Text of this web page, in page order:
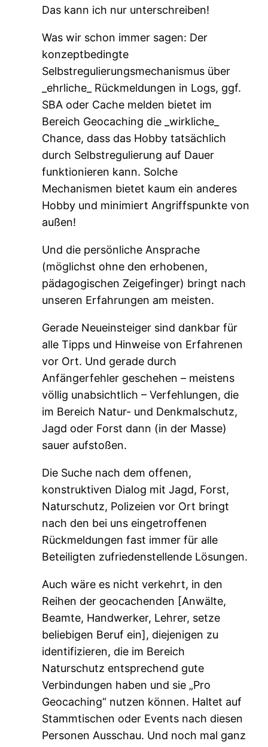
Das kann ich nur unterschreiben!
Was wir schon immer sagen: Der
konzeptbedingte
Selbstregulierungsmechanismus über
_ehrliche_ Rückmeldungen in Logs, ggf.
SBA oder Cache melden bietet im
Bereich Geocaching die _wirkliche_
Chance, dass das Hobby tatsächlich
durch Selbstregulierung auf Dauer
funktionieren kann. Solche
Mechanismen bietet kaum ein anderes
Hobby und minimiert Angriffspunkte von
außen!
Und die persönliche Ansprache
(möglichst ohne den erhobenen,
pädagogischen Zeigefinger) bringt nach
unseren Erfahrungen am meisten.
Gerade Neueinsteiger sind dankbar für
alle Tipps und Hinweise von Erfahrenen
vor Ort. Und gerade durch
Anfängerfehler geschehen – meistens
völlig unabsichtlich – Verfehlungen, die
im Bereich Natur- und Denkmalschutz,
Jagd oder Forst dann (in der Masse)
sauer aufstoßen.
Die Suche nach dem offenen,
konstruktiven Dialog mit Jagd, Forst,
Naturschutz, Polizeien vor Ort bringt
nach den bei uns eingetroffenen
Rückmeldungen fast immer für alle
Beteiligten zufriedenstellende Lösungen.
Auch wäre es nicht verkehrt, in den
Reihen der geocachenden [Anwälte,
Beamte, Handwerker, Lehrer, setze
beliebigen Beruf ein], diejenigen zu
identifizieren, die im Bereich
Naturschutz entsprechend gute
Verbindungen haben und sie „Pro
Geocaching“ nutzen können. Haltet auf
Stammtischen oder Events nach diesen
Personen Ausschau. Und noch mal ganz